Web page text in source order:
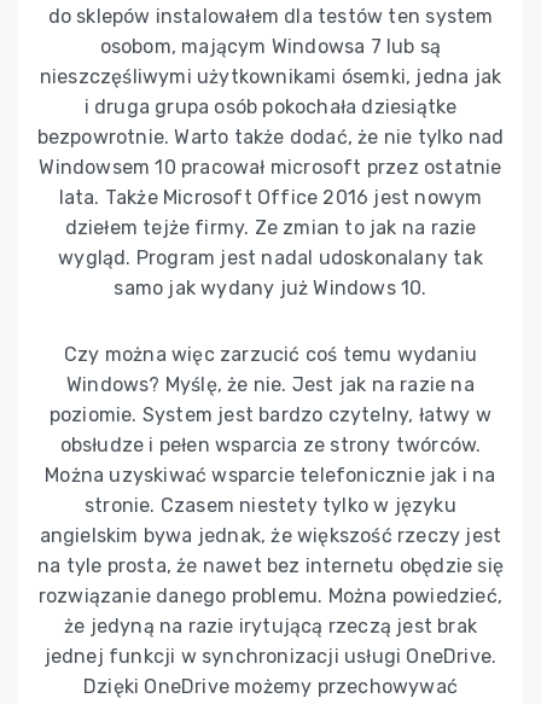
do sklepów instalowałem dla testów ten system
osobom, mającym Windowsa 7 lub są
nieszczęśliwymi użytkownikami ósemki, jedna jak
i druga grupa osób pokochała dziesiątke
bezpowrotnie. Warto także dodać, że nie tylko nad
Windowsem 10 pracował microsoft przez ostatnie
lata. Także Microsoft Office 2016 jest nowym
dziełem tejże firmy. Ze zmian to jak na razie
wygląd. Program jest nadal udoskonalany tak
samo jak wydany już Windows 10.
Czy można więc zarzucić coś temu wydaniu
Windows? Myślę, że nie. Jest jak na razie na
poziomie. System jest bardzo czytelny, łatwy w
obsłudze i pełen wsparcia ze strony twórców.
Można uzyskiwać wsparcie telefonicznie jak i na
stronie. Czasem niestety tylko w języku
angielskim bywa jednak, że większość rzeczy jest
na tyle prosta, że nawet bez internetu obędzie się
rozwiązanie danego problemu. Można powiedzieć,
że jedyną na razie irytującą rzeczą jest brak
jednej funkcji w synchronizacji usługi OneDrive.
Dzięki OneDrive możemy przechowywać